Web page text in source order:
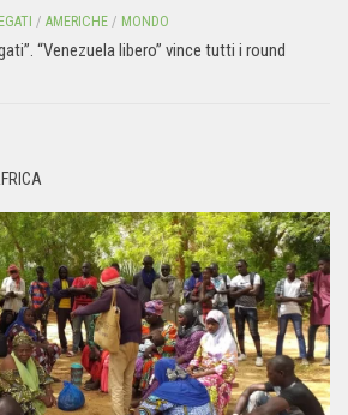
/ AMERICHE / MONDO
“Venezuela libero” vince tutti i round